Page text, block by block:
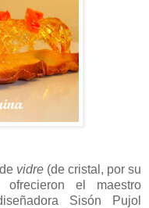
vidre (de cristal, por su
el maestro
Sisón Pujol